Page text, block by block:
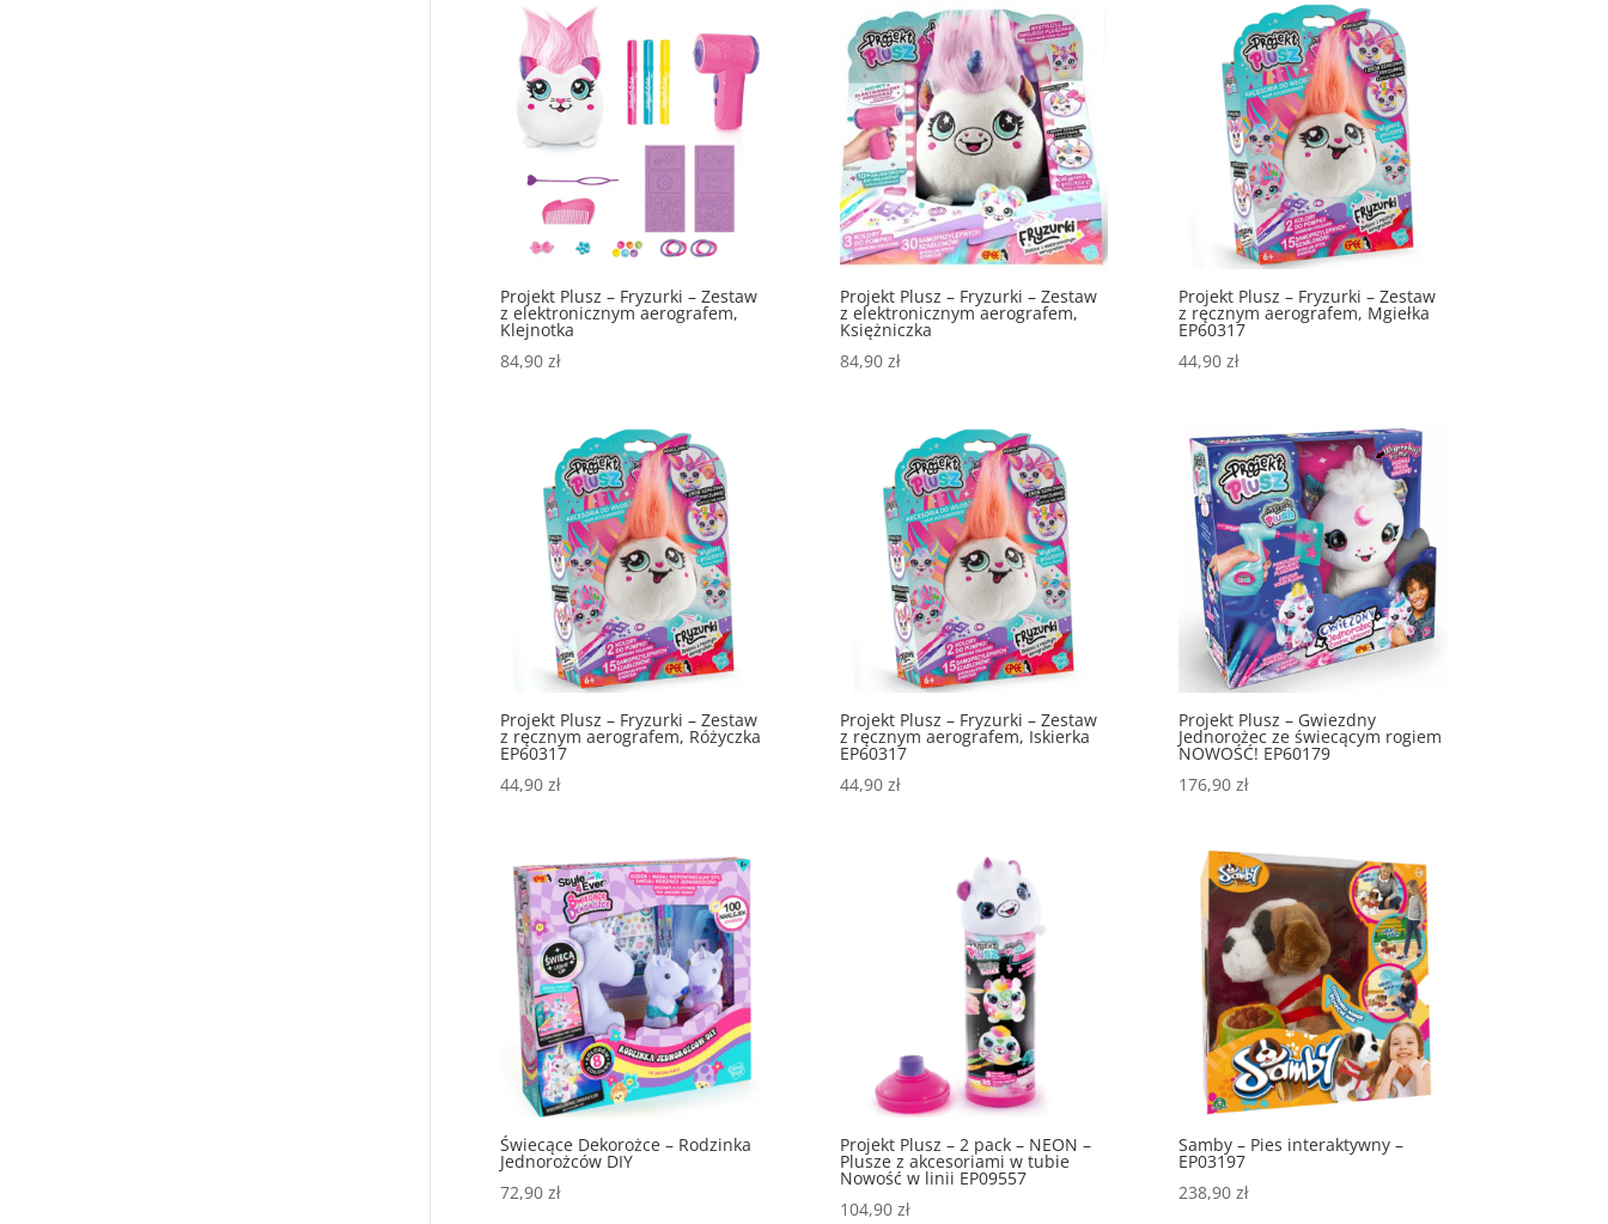
Projekt Plusz – Fryzurki – Zestaw
z elektronicznym aerografem,
Klejnotka
84,90 zł
Projekt Plusz – Fryzurki – Zestaw
z elektronicznym aerografem,
Księżniczka
84,90 zł
Projekt Plusz – Fryzurki – Zestaw
z ręcznym aerografem, Mgiełka
EP60317
44,90zł
Projekt Plusz – Fryzurki – Zestaw
z ręcznym aerografem, Różyczka
EP60317
44,90 zł
Projekt Plusz – Fryzurki – Zestaw
z ręcznym aerografem, Iskierka
EP60317
44,90 zł
Projekt Plusz – Gwiezdny
Jednorożec ze świecącym rogiem
NOWOŚĆ! EP60179
176,90zł
Świecące Dekorożce – Rodzinka
Jednorożców DIY
72,90 zł
Projekt Plusz – 2 pack – NEON –
Plusze z akcesoriami w tubie
Nowość w linii EP09557
104,90 zł
Samby – Pies interaktywny –
EP03197
238,90zł